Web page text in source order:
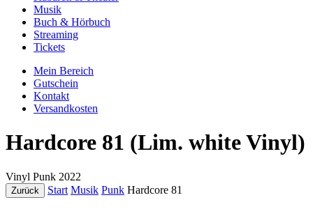
Musik
Buch & Hörbuch
Streaming
Tickets
Mein Bereich
Gutschein
Kontakt
Versandkosten
Hardcore 81 (Lim. white Vinyl)
Vinyl Punk 2022
Zurück Start Musik Punk Hardcore 81